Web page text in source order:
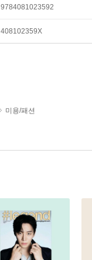
9784081023592
408102359X
미용/패션